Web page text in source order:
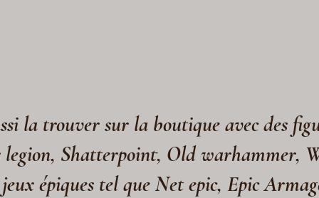
la trouver sur la boutique avec des
legion, Shatterpoint, Old warhammer,
jeux épiques tel que Net epic, Epic